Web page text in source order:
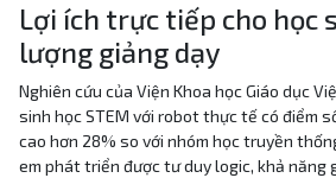
Lợi ích trực tiếp cho học
lượng giảng dạy
Nghiên cứu của Viện Khoa học Giáo dục
sinh học STEM với robot thực tế có điểm
cao hơn 28% so với nhóm học truyền
em phát triển được tư duy logic, khả năng